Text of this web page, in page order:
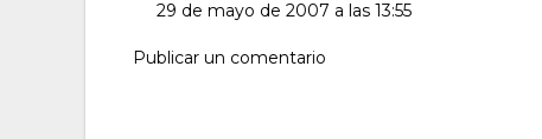
29 de mayo de 2007 a las 13:55
Publicar un comentario